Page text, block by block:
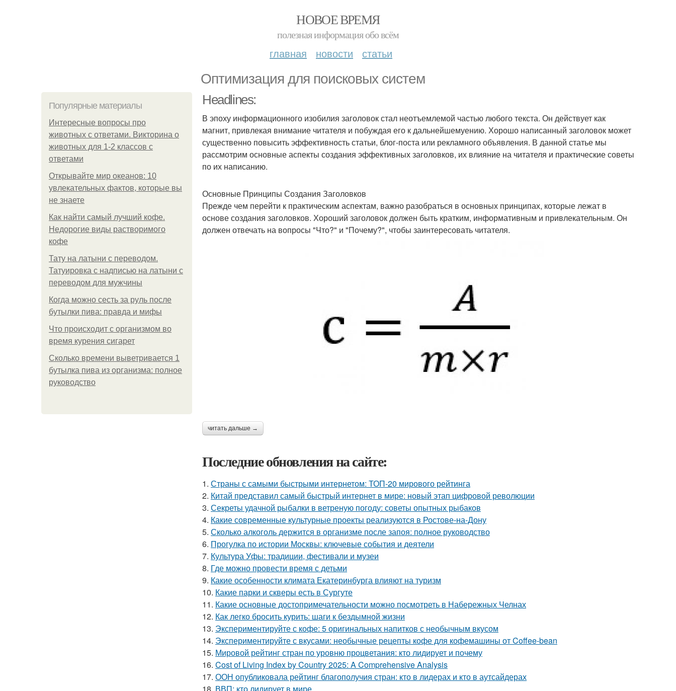
НОВОЕ ВРЕМЯ
полезная информация обо всём
главная новости статьи
Оптимизация для поисковых систем
Популярные материалы
Интересные вопросы про
животных с ответами. Викторина о
животных для 1-2 классов с
ответами
Открывайте мир океанов: 10
увлекательных фактов, которые вы
не знаете
Как найти самый лучший кофе.
Недорогие виды растворимого
кофе
Тату на латыни с переводом.
Татуировка с надписью на латыни с
переводом для мужчины
Когда можно сесть за руль после
бутылки пива: правда и мифы
Что происходит с организмом во
время курения сигарет
Сколько времени выветривается 1
бутылка пива из организма: полное
руководство
Headlines:
В эпоху информационного изобилия заголовок стал неотъемлемой частью любого текста. Он действует как
магнит, привлекая внимание читателя и побуждая его к дальнейшемуению. Хорошо написанный заголовок может
существенно повысить эффективность статьи, блог-поста или рекламного объявления. В данной статье мы
рассмотрим основные аспекты создания эффективных заголовков, их влияние на читателя и практические советы
по их написанию.
Основные Принципы Создания Заголовков
Прежде чем перейти к практическим аспектам, важно разобраться в основных принципах, которые лежат в
основе создания заголовков. Хороший заголовок должен быть кратким, информативным и привлекательным. Он
должен отвечать на вопросы "Что?" и "Почему?", чтобы заинтересовать читателя.
читать дальше →
Последние обновления на сайте:
1. Страны с самыми быстрыми интернетом: ТОП-20 мирового рейтинга
2. Китай представил самый быстрый интернет в мире: новый этап цифровой революции
3. Секреты удачной рыбалки в ветреную погоду: советы опытных рыбаков
4. Какие современные культурные проекты реализуются в Ростове-на-Дону
5. Сколько алкоголь держится в организме после запоя: полное руководство
6. Прогулка по истории Москвы: ключевые события и деятели
7. Культура Уфы: традиции, фестивали и музеи
8. Где можно провести время с детьми
9. Какие особенности климата Екатеринбурга влияют на туризм
10. Какие парки и скверы есть в Сургуте
11. Какие основные достопримечательности можно посмотреть в Набережных Челнах
12. Как легко бросить курить: шаги к бездымной жизни
13. Экспериментируйте с кофе: 5 оригинальных напитков с необычным вкусом
14. Экспериментируйте с вкусами: необычные рецепты кофе для кофемашины от Coffee-bean
15. Мировой рейтинг стран по уровню процветания: кто лидирует и почему
16. Cost of Living Index by Country 2025: A Comprehensive Analysis
17. ООН опубликовала рейтинг благополучия стран: кто в лидерах и кто в аутсайдерах